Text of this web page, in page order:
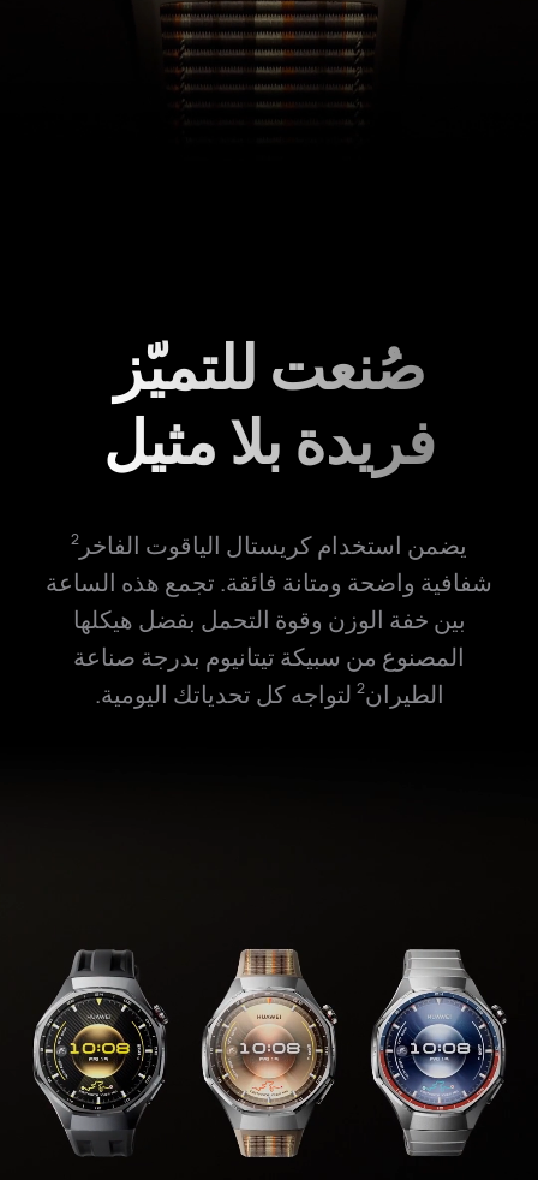
صُنعت للتميّز
فريدة بلا مثيل
يضمن استخدام كريستال الياقوت الفاخر 2
شفافية واضحة ومتانة فائقة. تجمع هذه الساعة
بين خفة الوزن وقوة التحمل بفضل هيكلها
المصنوع من سبيكة تيتانيوم بدرجة صناعة
الطيران2 لتواجه كل تحدياتك اليومية.